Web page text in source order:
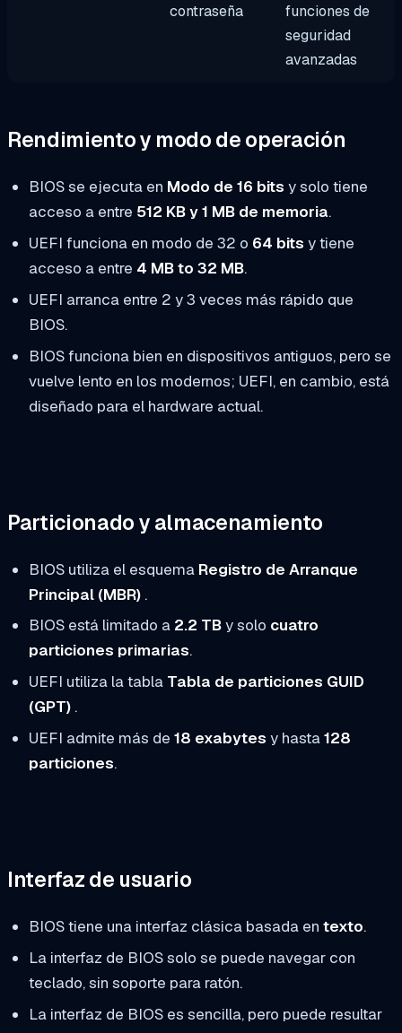
contraseña
funciones de
seguridad
avanzadas
Rendimiento y modo de operación
BIOS se ejecuta en Modo de 16 bits y solo tiene
acceso a entre 512 KB y 1 MB de memoria.
UEFI funciona en modo de 32 o 64 bits y tiene
acceso a entre 4 MB to 32 MB.
UEFI arranca entre 2 y 3 veces más rápido que
BIOS.
BIOS funciona bien en dispositivos antiguos, pero se
vuelve lento en los modernos; UEFI, en cambio, está
diseñado para el hardware actual.
Particionado y almacenamiento
BIOS utiliza el esquema Registro de Arranque
Principal (MBR).
BIOS está limitado a 2.2 TBy solo cuatro
particiones primarias.
UEFI utiliza la tabla Tabla de particiones GUID
(GPT).
UEFI admite más de 18 exabytes y hasta128
particiones.
Interfaz de usuario
BIOS tiene una interfaz clásica basada en texto.
La interfaz de BIOS solo se puede navegar con
teclado, sin soporte para ratón.
La interfaz de BIOS es sencilla, pero puede resultar